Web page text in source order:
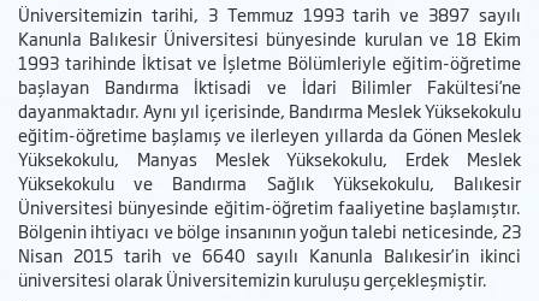
Üniversitemizin tarihi, 3 Temmuz 1993 tarih ve 3897 sayılı
Kanunla Balıkesir Üniversitesi bünyesinde kurulan ve 18 Ekim
1993 tarihinde İktisat ve İşletme Bölümleriyle eğitim-öğretime
başlayan Bandırma İktisadi ve İdari Bilimler Fakültesi’ne
dayanmaktadır. Aynı yıl içerisinde, Bandırma Meslek Yüksekokulu
eğitim-öğretime başlamış ve ilerleyen yıllarda da Gönen Meslek
Yüksekokulu, Manyas Meslek Yüksekokulu, Erdek Meslek
Yüksekokulu ve Bandırma Sağlık Yüksekokulu, Balıkesir
Üniversitesi bünyesinde eğitim-öğretim faaliyetine başlamıştır.
Bölgenin ihtiyacı ve bölge insanının yoğun talebi neticesinde, 23
Nisan 2015 tarih ve 6640 sayılı Kanunla Balıkesir’in ikinci
üniversitesi olarak Üniversitemizin kuruluşu gerçekleşmiştir.